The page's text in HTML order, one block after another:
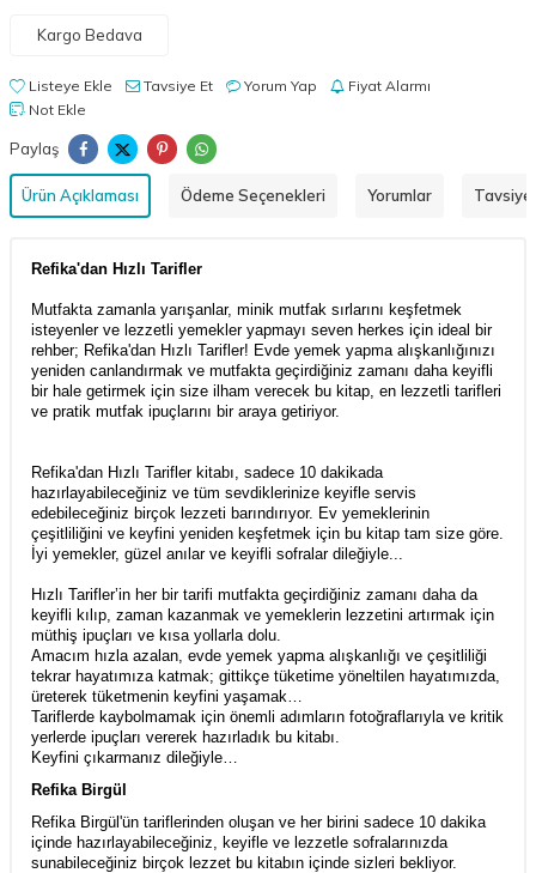
Kargo Bedava
Listeye Ekle Tavsiye Et Yorum Yap
Fiyat Alarmı
Not Ekle
Paylaş
Ürün Açıklaması Ödeme Seçenekleri Yorumlar Tavsiye
Refika'dan Hızlı Tarifler
Mutfakta zamanla yarışanlar, minik mutfak sırlarını keşfetmek
isteyenler ve lezzetli yemekler yapmayı seven herkes için ideal bir
rehber; Refika'dan Hızlı Tarifler! Evde yemek yapma alışkanlığınızı
yeniden canlandırmak ve mutfakta geçirdiğiniz zamanı daha keyifli
bir hale getirmek için size ilham verecek bu kitap, en lezzetli tarifleri
ve pratik mutfak ipuçlarını bir araya getiriyor.
Refika'dan Hızlı Tarifler kitabı, sadece 10 dakikada
hazırlayabileceğiniz ve tüm sevdiklerinize keyifle servis
edebileceğiniz birçok lezzeti barındırıyor. Ev yemeklerinin
çeşitliliğini ve keyfini yeniden keşfetmek için bu kitap tam size göre.
İyi yemekler, güzel anılar ve keyifli sofralar dileğiyle...
Hızlı Tarifler’in her bir tarifi mutfakta geçirdiğiniz zamanı daha da
keyifli kılıp, zaman kazanmak ve yemeklerin lezzetini artırmak için
müthiş ipuçları ve kısa yollarla dolu.
Amacım hızla azalan, evde yemek yapma alışkanlığı ve çeşitliliği
tekrar hayatımıza katmak; gittikçe tüketime yöneltilen hayatımızda,
üreterek tüketmenin keyfini yaşamak…
Tariflerde kaybolmamak için önemli adımların fotoğraflarıyla ve kritik
yerlerde ipuçları vererek hazırladık bu kitabı.
Keyfini çıkarmanız dileğiyle…
Refika Birgül
Refika Birgül'ün tariflerinden oluşan ve her birini sadece 10 dakika
içinde hazırlayabileceğiniz, keyifle ve lezzetle sofralarınızda
sunabileceğiniz birçok lezzet bu kitabın içinde sizleri bekliyor.